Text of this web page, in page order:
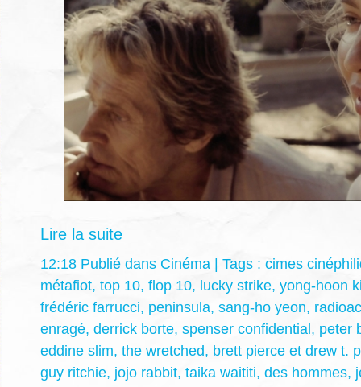
Lire la suite
12:18 Publié dans Cinéma | Tags : cimes
métafiot, top 10, flop 10, lucky strike, yong-hoon
frédéric farrucci, peninsula, sang-ho yeon,
enragé, derrick borte, spenser confidential, peter
eddine slim, the wretched, brett pierce et drew t.
guy ritchie, jojo rabbit, taika waititi, des hommes,